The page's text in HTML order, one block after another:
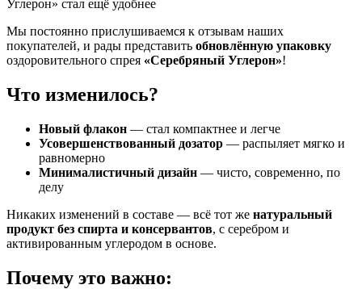
Мы постоянно прислушиваемся к отзывам наших
покупателей, и рады представить обновлённую упаковку
оздоровительного спрея «Серебряный Углерон»!
Что изменилось?
Новый флакон — стал компактнее и легче
Усовершенствованный дозатор — распыляет мягко и
равномерно
Минималистичный дизайн — чисто, современно, по
делу
Никаких изменений в составе — всё тот же натуральный
продукт без спирта и консервантов, с серебром и
активированным углеродом в основе.
Почему это важно: